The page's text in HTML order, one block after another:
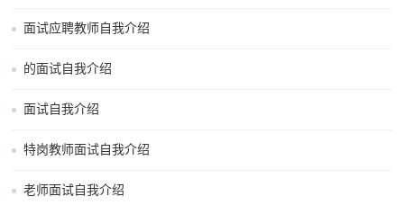
面试应聘教师自我介绍
的面试自我介绍
面试自我介绍
特岗教师面试自我介绍
老师面试自我介绍